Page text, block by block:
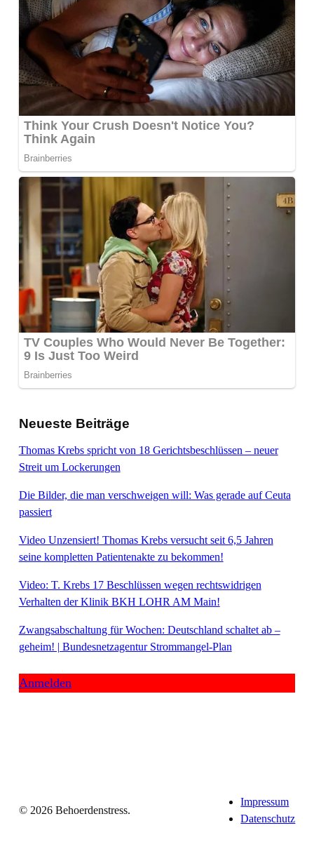
Neueste Beiträge
Thomas Krebs spricht von 18 Gerichtsbeschlüssen – neuer
Streit um Lockerungen
Die Bilder, die man verschweigen will: Was gerade auf Ceuta
passiert
Video Unzensiert! Thomas Krebs versucht seit 6,5 Jahren
seine kompletten Patientenakte zu bekommen!
Video: T. Krebs 17 Beschlüssen wegen rechtswidrigen
Verhalten der Klinik BKH LOHR AM Main!
Zwangsabschaltung für Wochen: Deutschland schaltet ab –
geheim! | Bundesnetzagentur Strommangel-Plan
Anmelden
© 2026 Behoerdenstress.
Impressum
Datenschutz